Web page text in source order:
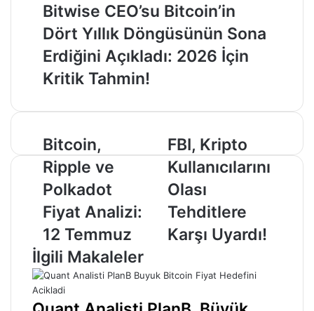
Bitwise CEO’su Bitcoin’in
Dört Yıllık Döngüsünün Sona
Erdiğini Açıkladı: 2026 İçin
Kritik Tahmin!
Bitcoin,
Ripple
ve
Polkadot
Fiyat
Analizi:
12
Temmuz
Bitcoin,
Ripple ve
Polkadot
Fiyat Analizi:
12 Temmuz
FBI,
Kripto
Kullanıcılarını
Olası
Tehditlere
Karşı
Uyardı!
FBI, Kripto
Kullanıcılarını
Olası
Tehditlere
Karşı Uyardı!
İlgili Makaleler